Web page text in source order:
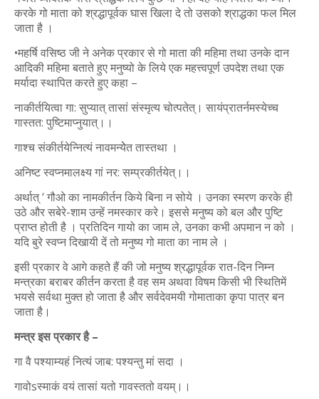
करके गो माता को श्रद्धापूर्वक घास खिला दे तो उसको श्राद्धका फल मिल
जाता है ।
•महर्षि वसिष्ठ जी ने अनेक प्रकार से गो माता की महिमा तथा उनके दान
आदिकी महिमा बताते हुए मनुष्यो के लिये एक महत्त्वपूर्ण उपदेश तथा एक
मर्यादा स्थापित करते हुए कहा –
नाकीर्तयित्वा गा: सुप्यात् तासां संस्मृत्य चोत्पतेत्। सायंप्रातर्नमस्येच्च
गास्तत: पुष्टिमाप्नुयात्।।
गाश्च संकीर्तयेन्नित्यं नावमन्येेत तास्तथा ।
अनिष्ट स्वप्नमालक्ष्य गां नर: सम्प्रकीर्तयेत्।।
अर्थात् ‘ गौओ का नामकीर्तन किये बिना न सोये । उनका स्मरण करके ही
उठे और सबेरे-शाम उन्हें नमस्कार करे। इससे मनुष्य को बल और पुष्टि
प्राप्त होती है । प्रतिदिन गायो का जाम ले, उनका कभी अपमान न को ।
यदि बुरे स्वप्न दिखायी दें तो मनुष्य गो माता का नाम ले ।
इसी प्रकार वे आगे कहते हैं की जो मनुष्य श्रद्धापूर्वक रात-दिन निम्न
मन्त्रका बराबर कीर्तन करता है वह सम अथवा विषम किसी भी स्थितिमें
भयसे सर्वथा मुक्त हो जाता है और सर्वदेवमयी गोमाताका कृपा पात्र बन
जाता है।
मन्त्र इस प्रकार है –
गा वै पश्याम्यहं नित्यं जाब: पश्यन्तु मां सदा ।
गावोsस्माकं वयं तासां यतो गावस्ततो वयम्।।